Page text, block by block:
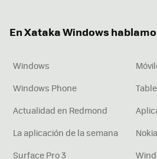
En Xataka Windows
Windows
Windows Phone
Actualidad en Redmond
La aplicación de la semana
Surface Pro 3